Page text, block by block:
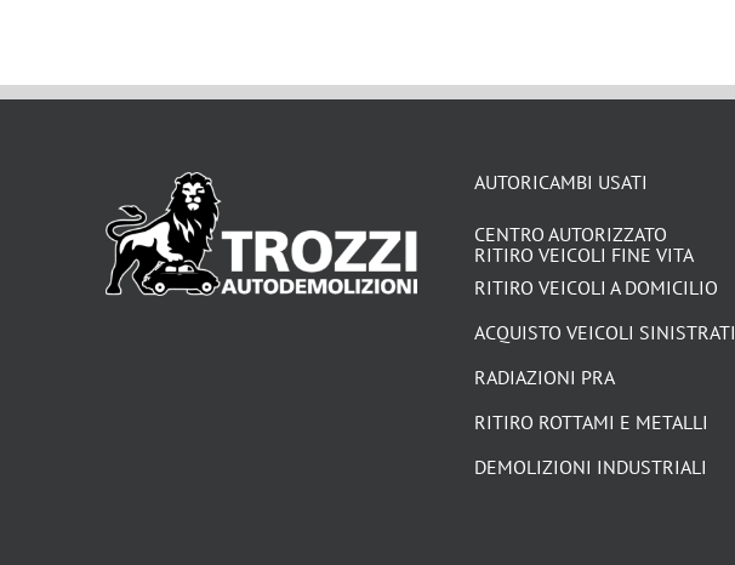
AUTORICAMBI USATI
CENTRO AUTORIZZATO
RITIRO VEICOLI FINE VITA
RITIRO VEICOLI A DOMICILIO
ACQUISTO VEICOLI SINISTRATI
RADIAZIONI PRA
RITIRO ROTTAMI E METALLI
DEMOLIZIONI INDUSTRIALI